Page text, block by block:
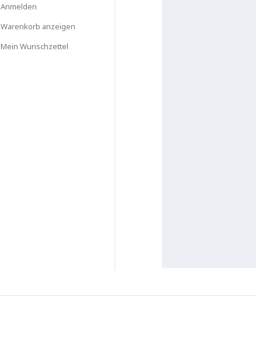
Anmelden
Warenkorb anzeigen
Mein Wunschzettel